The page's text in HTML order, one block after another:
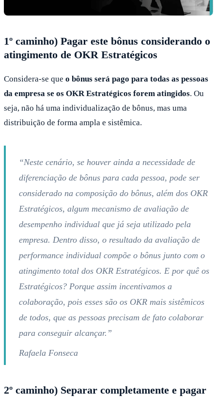
1º caminho) Pagar este bônus considerando o
atingimento de OKR Estratégicos
Considera-se que o bônus será pago para todas as pessoas
da empresa se os OKR Estratégicos forem atingidos. Ou
seja, não há uma individualização de bônus, mas uma
distribuição de forma ampla e sistêmica.
“Neste cenário, se houver ainda a necessidade de
diferenciação de bônus para cada pessoa, pode ser
considerado na composição do bônus, além dos OKR
Estratégicos, algum mecanismo de avaliação de
desempenho individual que já seja utilizado pela
empresa. Dentro disso, o resultado da avaliação de
performance individual compõe o bônus junto com o
atingimento total dos OKR Estratégicos. E por quê os
Estratégicos? Porque assim incentivamos a
colaboração, pois esses são os OKR mais sistêmicos
de todos, que as pessoas precisam de fato colaborar
para conseguir alcançar.”
Rafaela Fonseca
2º caminho) Separar completamente e pagar